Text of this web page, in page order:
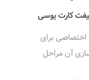
کارت یوسی
برای
آن مراحل